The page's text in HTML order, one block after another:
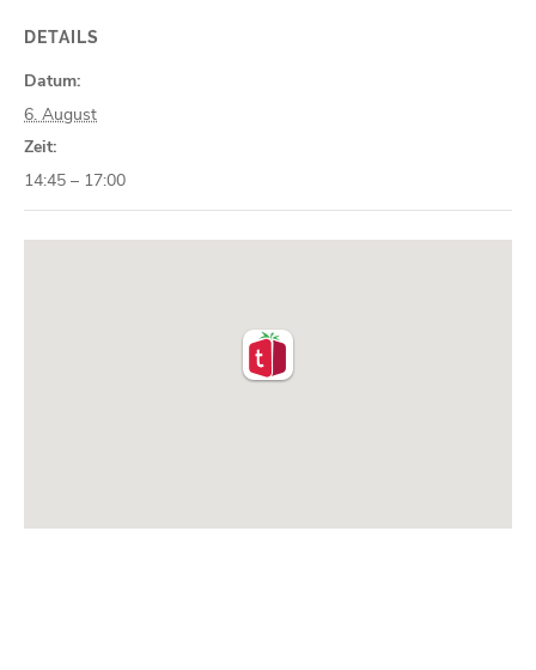
DETAILS
Datum:
6. August
Zeit:
14:45 – 17:00